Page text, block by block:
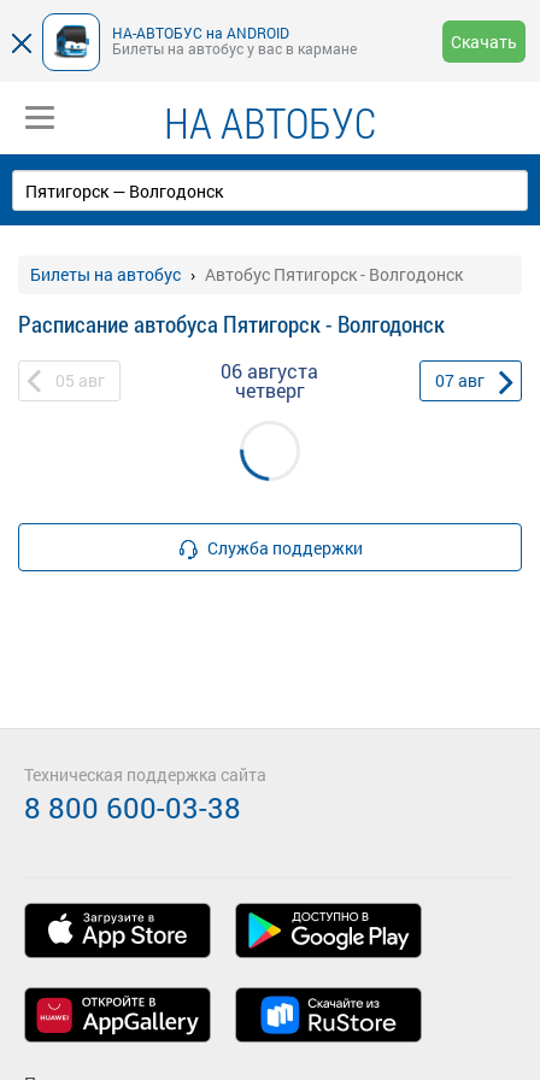
НА-АВТОБУС на ANDROID
Билеты на автобус у вас в кармане
Скачать
НА АВТОБУС
Билеты на автобус Автобус Пятигорск - Волгодонск
Расписание автобуса Пятигорск - Волгодонск
05 авг 06 августа
четверг 07авг
Служба поддержки
Техническая поддержка сайта
8 800 600-03-38